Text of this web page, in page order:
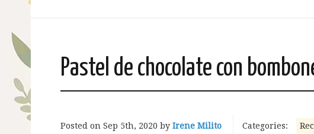
Pastel de chocolate con
Posted on Sep 5th, 2020 by Irene Milito Categories: